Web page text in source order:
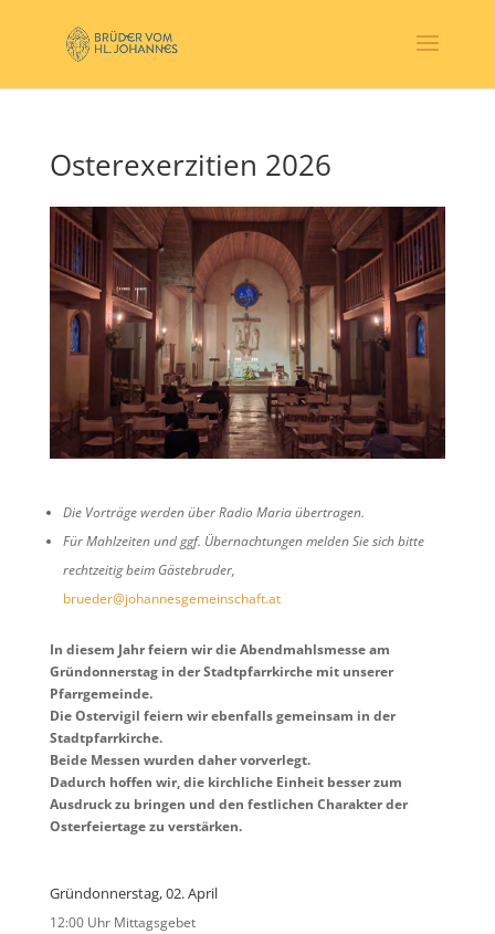
Osterexerzitien 2026
Die Vorträge werden über Radio Maria übertragen.
Für Mahlzeiten und ggf. Übernachtungen melden Sie sich bitte
rechtzeitig beim Gästebruder,
brueder@johannesgemeinschaft.at
In diesem Jahr feiern wir die Abendmahlsmesse am
Gründonnerstag in der Stadtpfarrkirche mit unserer
Pfarrgemeinde.
Die Ostervigil feiern wir ebenfalls gemeinsam in der
Stadtpfarrkirche.
Beide Messen wurden daher vorverlegt.
Dadurch hoffen wir, die kirchliche Einheit besser zum
Ausdruck zu bringen und den festlichen Charakter der
Osterfeiertage zu verstärken.
Gründonnerstag, 02. April
12:00 Uhr Mittagsgebet